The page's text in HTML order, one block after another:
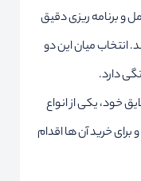
و برنامه ریزی دقیق
انتخاب میان این دو
دارد.
خود، یکی از انواع
خرید آن ها اقدام